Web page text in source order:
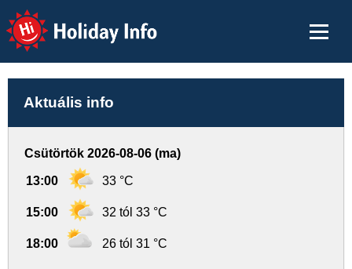
Holiday Info
Aktuális info
Csütörtök 2026-08-06 (ma)
13:00 33 °C
15:00 32 tól 33 °C
18:00 26 tól 31 °C